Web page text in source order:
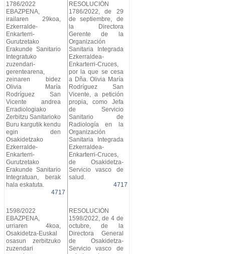
1786/2022
EBAZPENA,
irailaren 29koa,
Ezkerralde-
Enkarterri-
Gurutzetako
Erakunde Sanitario
Integratuko
zuzendari-
gerentearena,
zeinaren bidez
Olivia María
Rodríguez San
Vicente andrea
Erradiologiako
Zerbitzu Sanitarioko
Buru kargutik kendu
egin den
Osakidetzako
Ezkerralde-
Enkarterri-
Gurutzetako
Erakunde Sanitario
Integratuan, berak
hala eskatuta.
4717
RESOLUCIÓN
1786/2022, de 29
de septiembre, de
la Directora
Gerente de la
Organización
Sanitaria Integrada
Ezkerraldea-
Enkarterri-Cruces,
por la que se cesa
a Dña. Olivia María
Rodríguez San
Vicente, a petición
propia, como Jefa
de Servicio
Sanitario de
Radiología en la
Organización
Sanitaria Integrada
Ezkerraldea-
Enkarterri-Cruces,
de Osakidetza-
Servicio vasco de
salud.
4717
1598/2022
EBAZPENA,
urriaren 4koa,
Osakidetza-Euskal
osasun zerbitzuko
zuzendari
RESOLUCIÓN
1598/2022, de 4 de
octubre, de la
Directora General
de Osakidetza-
Servicio vasco de